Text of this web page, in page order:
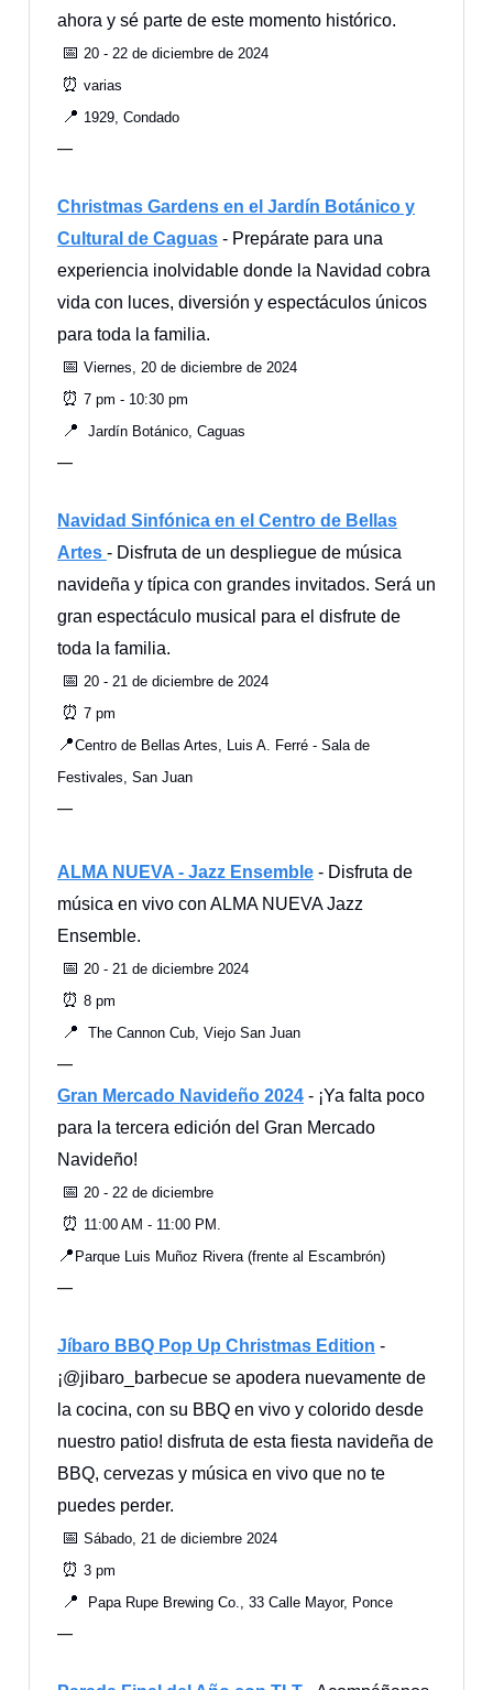
ahora y sé parte de este momento histórico.
📅 20 - 22 de diciembre de 2024
⏰ varias
📍 1929, Condado
—
Christmas Gardens en el Jardín Botánico y
Cultural de Caguas - Prepárate para una
experiencia inolvidable donde la Navidad cobra
vida con luces, diversión y espectáculos únicos
para toda la familia.
📅 Viernes, 20 de diciembre de 2024
⏰ 7 pm - 10:30 pm
📍 Jardín Botánico, Caguas
—
Navidad Sinfónica en el Centro de Bellas
Artes - Disfruta de un despliegue de música
navideña y típica con grandes invitados. Será un
gran espectáculo musical para el disfrute de
toda la familia.
📅 20 - 21 de diciembre de 2024
⏰ 7 pm
📍Centro de Bellas Artes, Luis A. Ferré - Sala de
Festivales, San Juan
—
ALMA NUEVA - Jazz Ensemble - Disfruta de
música en vivo con ALMA NUEVA Jazz
Ensemble.
📅 20 - 21 de diciembre 2024
⏰ 8 pm
📍 The Cannon Cub, Viejo San Juan
—
Gran Mercado Navideño 2024 - ¡Ya falta poco
para la tercera edición del Gran Mercado
Navideño!
📅 20 - 22 de diciembre
⏰ 11:00 AM - 11:00 PM.
📍 Parque Luis Muñoz Rivera (frente al Escambrón)
—
Jíbaro BBQ Pop Up Christmas Edition -
¡@jibaro_barbecue se apodera nuevamente de
la cocina, con su BBQ en vivo y colorido desde
nuestro patio! disfruta de esta fiesta navideña de
BBQ, cervezas y música en vivo que no te
puedes perder.
📅 Sábado, 21 de diciembre 2024
⏰ 3 pm
📍 Papa Rupe Brewing Co., 33 Calle Mayor, Ponce
—